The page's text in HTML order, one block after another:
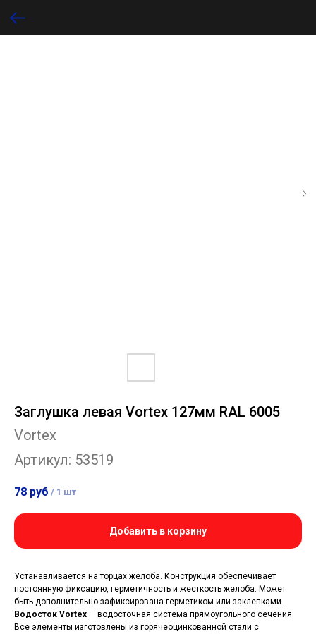
Заглушка левая Vortex 127мм RAL 6005
Vortex
Артикул: 53519
78 руб / 1 шт
Добавить в корзину
Устанавливается на торцах желоба. Конструкция обеспечивает
постоянную фиксацию, герметичность и жесткость желоба. Может
быть дополнительно зафиксирована герметиком или заклепками.
Водосток Vortex — водосточная система прямоугольного сечения.
Все элементы изготовлены из горячеоцинкованной стали с